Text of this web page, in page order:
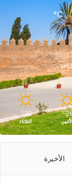
℃
℃
الأثنين
26
℃
الثلاثاء
الأخيرة